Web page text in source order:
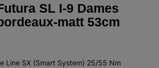
SL I-9 Dames
matt 53cm
Line SX (Smart System) 25/55 Nm